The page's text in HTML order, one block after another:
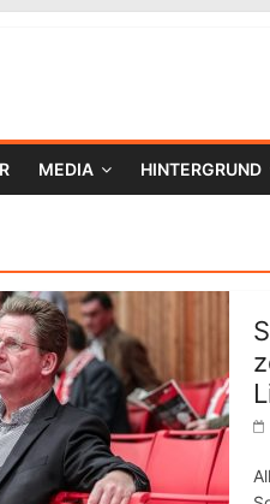
MEDIA HINTERGRUND